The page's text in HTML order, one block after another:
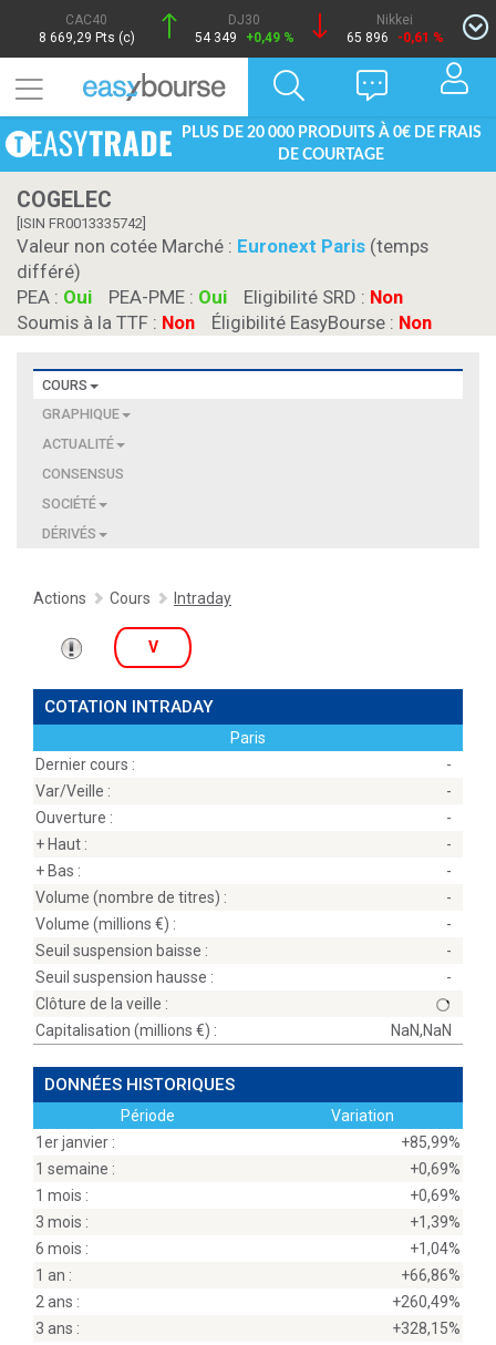
CAC40
8 669,29 Pts (c)
DJ30
54 349
+0,49 %
Nikkei
65 896
-0,61 %
PLUS DE 20 000 PRODUITS À 0€ DE FRAIS
DE COURTAGE
COGELEC
[ISIN FR0013335742]
Valeur non cotée Marché : Euronext Paris (temps
différé)
PEA : Oui PEA-PME : Oui Eligibilité SRD : Non
Soumis à la TTF : Non Éligibilité EasyBourse : Non
COURS
GRAPHIQUE
ACTUALITÉ
CONSENSUS
SOCIÉTÉ
DÉRIVÉS
Actions Cours Intraday
V
COTATION INTRADAY
Paris
Dernier cours :
-
Var/Veille :
-
Ouverture :
-
+ Haut :
-
+ Bas :
-
Volume (nombre de titres) :
-
Volume (millions
) :
-
Seuil suspension baisse :
-
Seuil suspension hausse :
-
Clôture de la veille :
Capitalisation (millions
) : NaN,NaN
DONNÉES HISTORIQUES
Période
Variation
1er janvier :
+85,99%
1 semaine :
+0,69%
1 mois :
+0,69%
3 mois :
+1,39%
6 mois :
+1,04%
1 an :
+66,86%
2 ans :
+260,49%
3 ans :
+328,15%